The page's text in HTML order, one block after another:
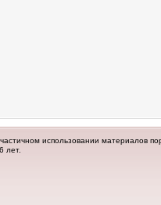
использовании материалов
лет.